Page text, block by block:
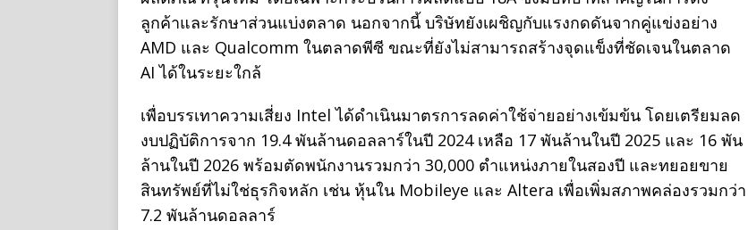
ลูกค้าและรักษาส่วนแบ่งตลาด นอกจากนี้ บริษัทยังเผชิญกับแรงกดดันจากคู่แข่งอย่าง
AMD และ Qualcomm ในตลาดพีซี ขณะที่ยังไม่สามารถสร้างจุดแข็งที่ชัดเจนในตลาด
AI ได้ในระยะใกล้
เพื่อบรรเทาความเสี่ยง Intel ได้ดำเนินมาตรการลดค่าใช้จ่ายอย่างเข้มข้น โดยเตรียมลด
งบปฏิบัติการจาก 19.4 พันล้านดอลลาร์ในปี 2024 เหลือ 17 พันล้านในปี 2025 และ 16 พัน
ล้านในปี 2026 พร้อมตัดพนักงานรวมกว่า 30,000 ตำแหน่งภายในสองปี และทยอยขาย
สินทรัพย์ที่ไม่ใช่ธุรกิจหลัก เช่น หุ้นใน Mobileye และ Altera เพื่อเพิ่มสภาพคล่องรวมกว่า
7.2 พันล้านดอลลาร์